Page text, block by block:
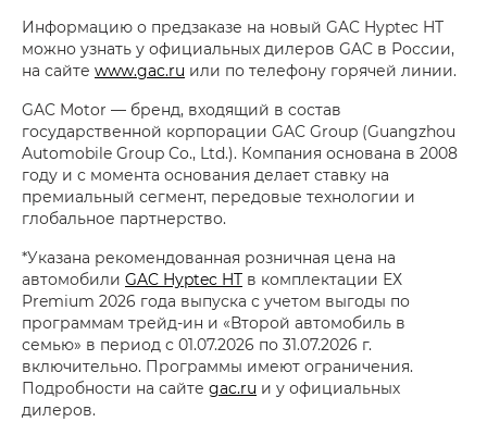
Информацию о предзаказе на новый GAC Hyptec HT
можно узнать у официальных дилеров GAC в России,
на сайте www.gac.ru или по телефону горячей линии.
GAC Motor — бренд, входящий в состав
государственной корпорации GAC Group (Guangzhou
Automobile Group Co., Ltd.). Компания основана в 2008
году и с момента основания делает ставку на
премиальный сегмент, передовые технологии и
глобальное партнерство.
*Указана рекомендованная розничная цена на
автомобили GAC Hyptec HT в комплектации ЕХ
Premium 2026 года выпуска с учетом выгоды по
программам трейд-ин и «Второй автомобиль в
семью» в период с 01.07.2026 по 31.07.2026 г.
включительно. Программы имеют ограничения.
Подробности на сайте gac.ru и у официальных
дилеров.